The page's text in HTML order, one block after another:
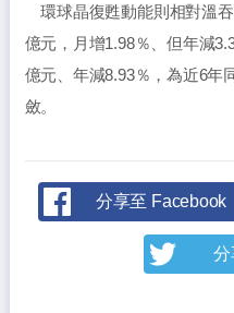
環球晶復甦動能則相對溫
億元，月增1.98％、但年減
億元、年減8.93％，為近6年
斂。
分享至 Facebook
分